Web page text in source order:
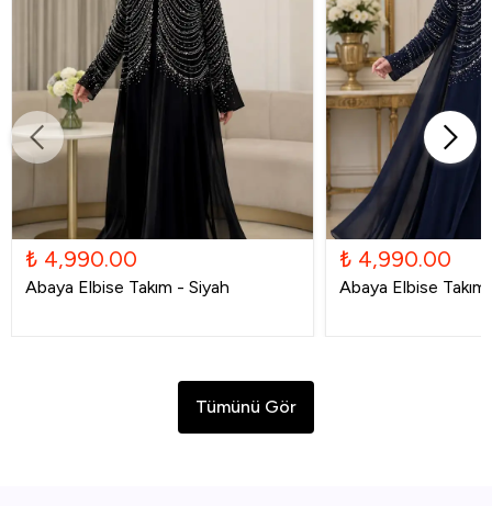
₺ 4,990.00
Abaya Elbise Takım - Siyah
₺ 4,990.00
Abaya Elbise
Tümünü Gör